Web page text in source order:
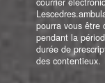
pourra vous être
pendant la
durée de
des contentieux.